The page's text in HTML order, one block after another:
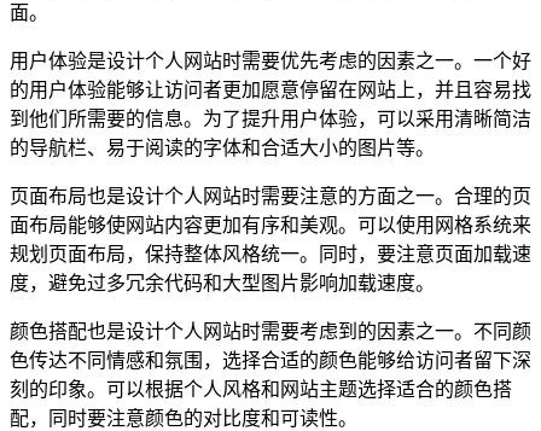
面。
用户体验是设计个人网站时需要优先考虑的因素之一。一个好
的用户体验能够让访问者更加愿意停留在网站上，并且容易找
到他们所需要的信息。为了提升用户体验，可以采用清晰简洁
的导航栏、易于阅读的字体和合适大小的图片等。
页面布局也是设计个人网站时需要注意的方面之一。合理的页
面布局能够使网站内容更加有序和美观。可以使用网格系统来
规划页面布局，保持整体风格统一。同时，要注意页面加载速
度，避免过多冗余代码和大型图片影响加载速度。
颜色搭配也是设计个人网站时需要考虑到的因素之一。不同颜
色传达不同情感和氛围，选择合适的颜色能够给访问者留下深
刻的印象。可以根据个人风格和网站主题选择适合的颜色搭
配，同时要注意颜色的对比度和可读性。